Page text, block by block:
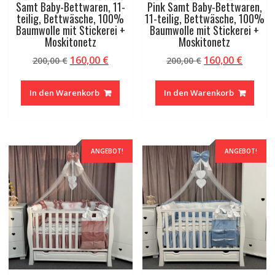
Samt Baby-Bettwaren, 11-
teilig, Bettwäsche, 100%
Baumwolle mit Stickerei +
Moskitonetz
200,00€ Ursprünglicher
war:
200,00 €
160,00 €Aktueller
160,00 €.
In den Warenkorb
Pink Samt Baby-Bettwaren,
11-teilig, Bettwäsche, 100%
Baumwolle mit Stickerei +
Moskitonetz
200,00€ Ursprünglicher
war:
200,00 €
160,00 €
160,00
In den Warenkorb
ANGEBOT! ANGEBOT!